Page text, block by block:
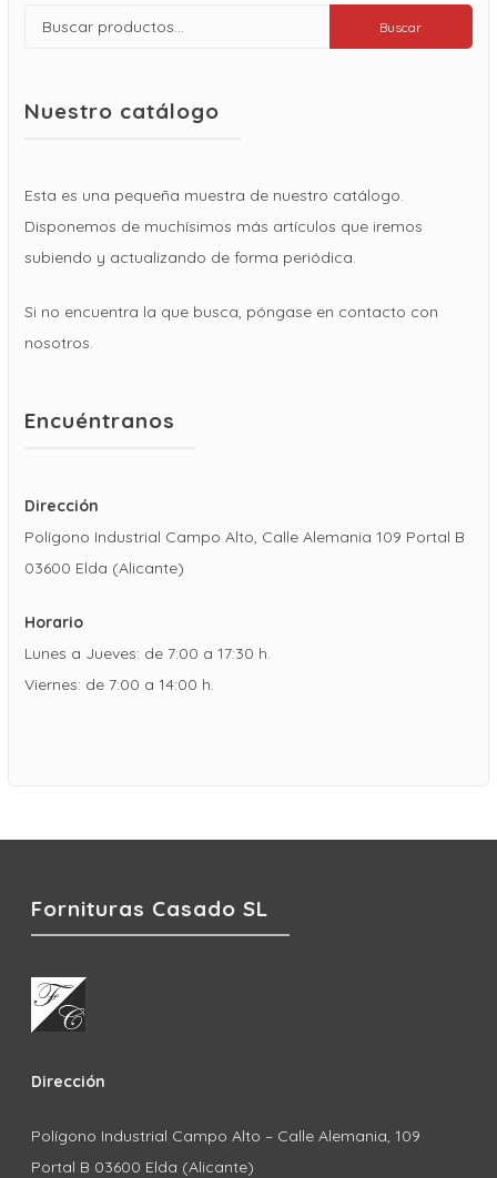
Buscar
Buscar
Nuestro catálogo
Esta es una pequeña muestra de nuestro catálogo.
Disponemos de muchísimos más artículos que iremos
subiendo y actualizando de forma periódica.
Si no encuentra la que busca, póngase en contacto con
nosotros.
Encuéntranos
Dirección
Polígono Industrial Campo Alto, Calle Alemania 109 Portal B
03600 Elda (Alicante)
Horario
Lunes a Jueves: de 7:00 a 17:30 h.
Viernes: de 7:00 a 14:00 h.
Fornituras Casado SL
Dirección
Polígono Industrial Campo Alto – Calle Alemania, 109
Portal B 03600 Elda (Alicante)